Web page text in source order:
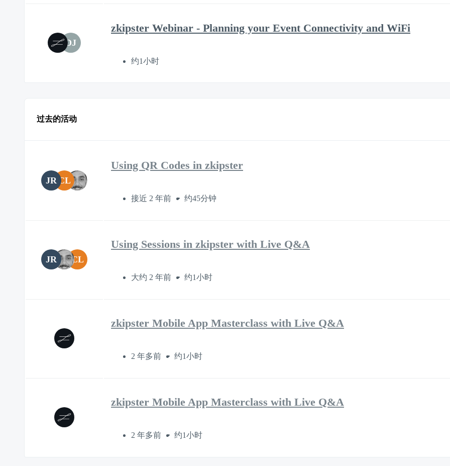
DJ
zkipster Webinar - Planning your Event Connectivity and WiFi
约1小时
过去的活动
JR CL
Using QR Codes in zkipster
接近 2 年前 约45分钟
JR CL
Using Sessions in zkipster with Live Q&A
大约 2 年前 约1小时
zkipster Mobile App Masterclass with Live Q&A
2 年多前 约1小时
zkipster Mobile App Masterclass with Live Q&A
2 年多前 约1小时